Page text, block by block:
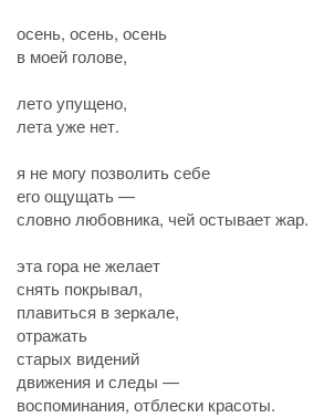
осень, осень, осень
в моей голове,
лето упущено,
лета уже нет.
я не могу позволить себе
его ощущать —
словно любовника, чей остывает жар.
эта гора не желает
снять покрывал,
плавиться в зеркале,
отражать
старых видений
движения и следы —
воспоминания, отблески красоты.